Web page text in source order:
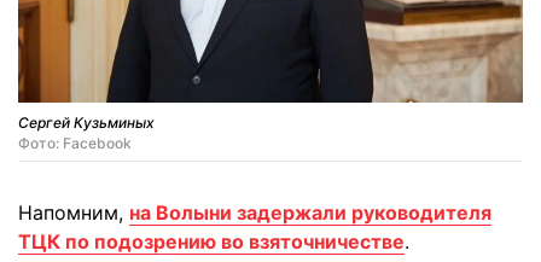
Сергей Кузьминых
Фото: Facebook
Напомним, на Волыни задержали руководителя
ТЦК по подозрению во взяточничестве.